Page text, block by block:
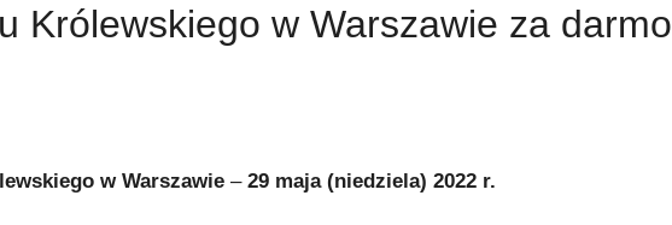
Królewskiego w Warszawie za darmo
w Warszawie – 29 maja (niedziela) 2022 r.